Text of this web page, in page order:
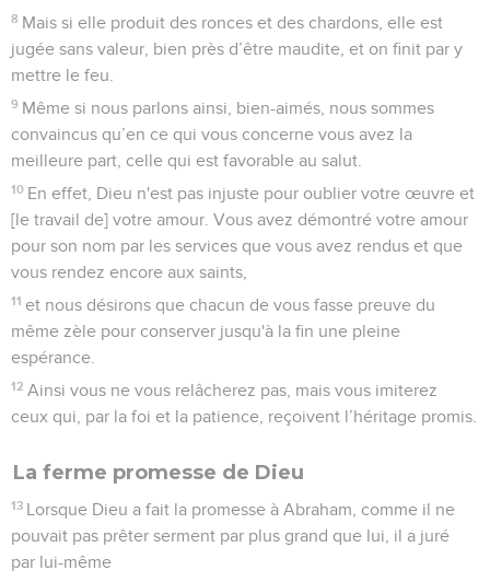
8 Mais si elle produit des ronces et des chardons, elle est
jugée sans valeur, bien près d’être maudite, et on finit par y
mettre le feu.
9 Même si nous parlons ainsi, bien-aimés, nous sommes
convaincus qu’en ce qui vous concerne vous avez la
meilleure part, celle qui est favorable au salut.
10 En effet, Dieu n'est pas injuste pour oublier votre œuvre et
[le travail de] votre amour. Vous avez démontré votre amour
pour son nom par les services que vous avez rendus et que
vous rendez encore aux saints,
11 et nous désirons que chacun de vous fasse preuve du
même zèle pour conserver jusqu'à la fin une pleine
espérance.
12 Ainsi vous ne vous relâcherez pas, mais vous imiterez
ceux qui, par la foi et la patience, reçoivent l’héritage promis.
La ferme promesse de Dieu
13 Lorsque Dieu a fait la promesse à Abraham, comme il ne
pouvait pas prêter serment par plus grand que lui, il a juré
par lui-même